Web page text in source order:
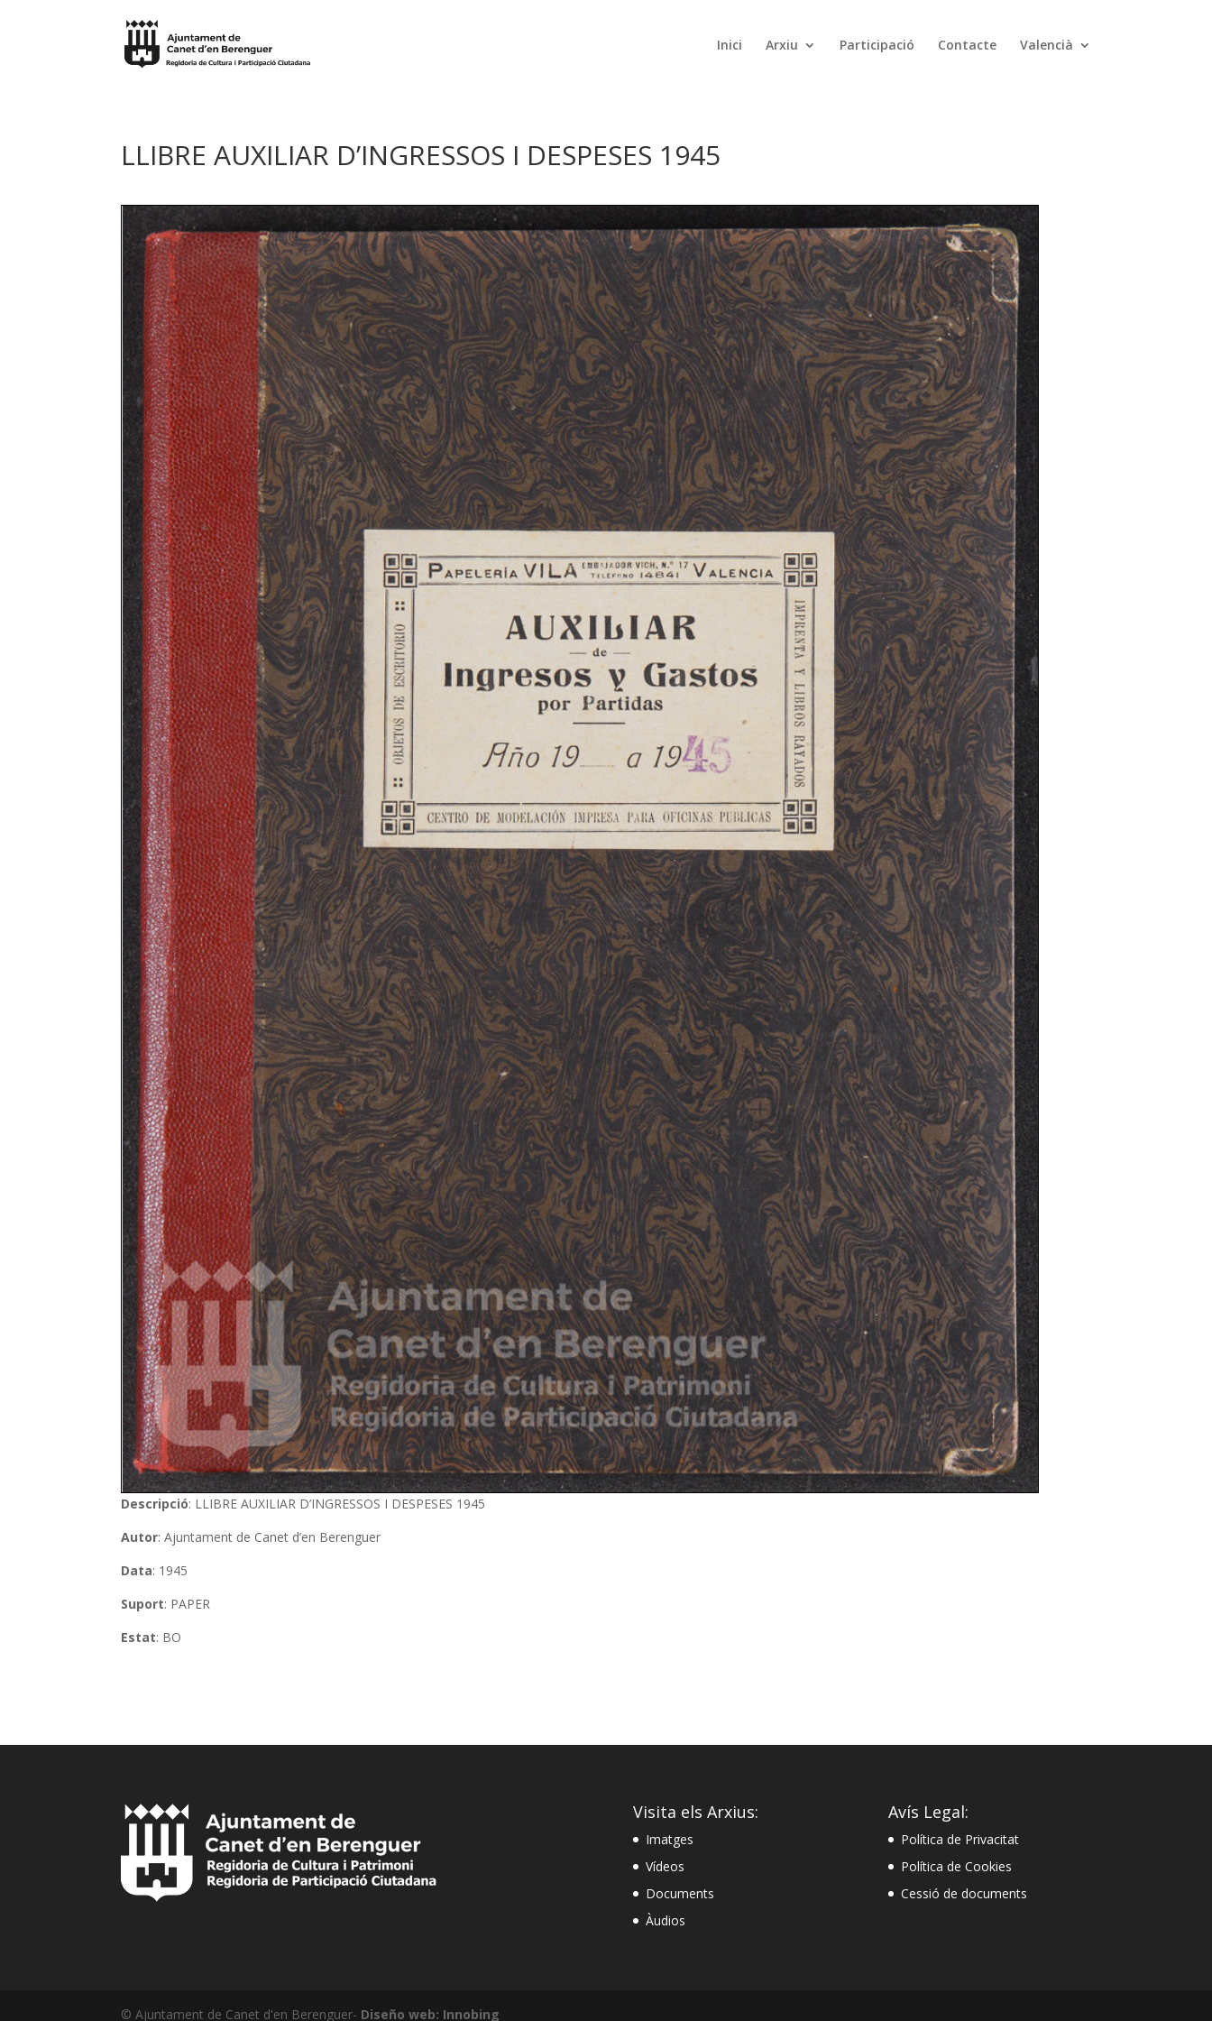
Inici Arxiu Participació Contacte Valencià
LLIBRE AUXILIAR D’INGRESSOS I DESPESES 1945
Descripció: LLIBRE AUXILIAR D’INGRESSOS I DESPESES 1945
Autor: Ajuntament de Canet d’en Berenguer
Data: 1945
Suport: PAPER
Estat: BO
Visita els Arxius:
Imatges
Vídeos
Documents
Àudios
Avís Legal:
Política de Privacitat
Política de Cookies
Cessió de documents
© Ajuntament de Canet d'en Berenguer- Diseño web: Innobing